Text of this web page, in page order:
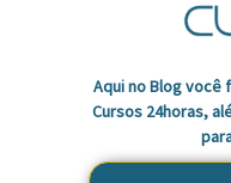
Aqui no Blog você
Cursos 24horas,